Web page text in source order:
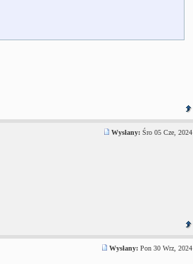
Wysłany:Śro 05 Cze, 2024
Wysłany:Pon 30 Wrz, 2024